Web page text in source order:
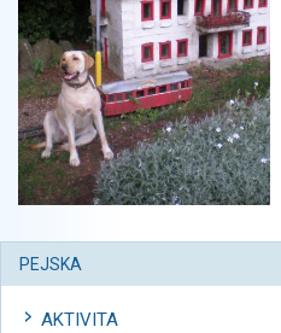
PEJSKA
AKTIVITA